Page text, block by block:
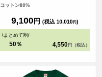
ながら存在感があり、カジュアルか
躍するアイテムです。 <br> ※お客様
の閲覧環境により、商品の色が実際
と異なって見える場合がございま
コットン80%
9,100円 (税込 10,010円)
\まとめて割/
50％ 4,550 円（税込）